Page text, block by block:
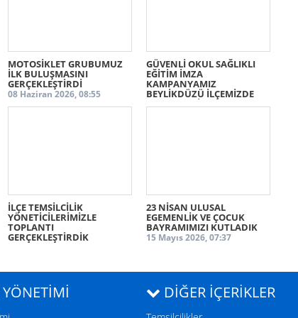
Öğretmenlik mesleğinin onuru ve geleceği için, haklı
taleplerini Ankara’da duyurmaya çalışan
Şube Başkanımız Oğuz AKKAŞ'ın konuşmasına
aşağıdaki bağlantıdan ulaşabilirsiniz.
https://www.image2url.com/r2/default/videos/
MOTOSİKLET GRUBUMUZ
İLK BULUŞMASINI
GERÇEKLEŞTİRDİ
08 Haziran 2026, 08:55
GÜVENLİ OKUL SAĞLIKLI
EĞİTİM İMZA
KAMPANYAMIZ
BEYLİKDÜZÜ İLÇEMİZDE
DEVAM ETTİ
İLÇE TEMSİLCİLİK
YÖNETİCİLERİMİZLE
TOPLANTI
GERÇEKLEŞTİRDİK
23 NİSAN ULUSAL
EGEMENLİK VE ÇOCUK
BAYRAMIMIZI KUTLADIK
15 Mayıs 2026, 07:37
YÖNETİMİ DIĞER İÇERIKLER